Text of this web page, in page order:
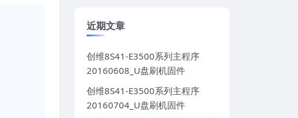
近期文章
创维8S41-E3500系列主程序
20160608_U盘刷机固件
创维8S41-E3500系列主程序
20160704_U盘刷机固件